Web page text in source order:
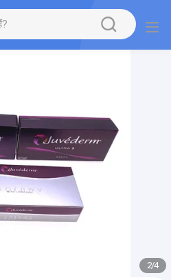
2/4